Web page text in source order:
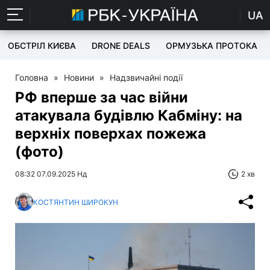
UA
ОБСТРІЛ КИЄВА DRONE DEALS ОРМУЗЬКА ПРОТОКА
Головна » Новини » Надзвичайні події
РФ вперше за час війни
атакувала будівлю Кабміну: на
верхніх поверхах пожежа
(фото)
08:32 07.09.2025 Нд 2 хв
КОСТЯНТИН ШИРОКУН